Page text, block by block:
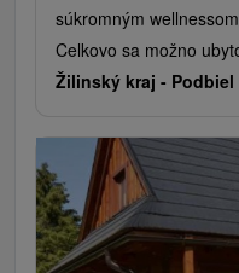
súkromným
Celkovo sa možno
Žilinský kraj - Podbiel